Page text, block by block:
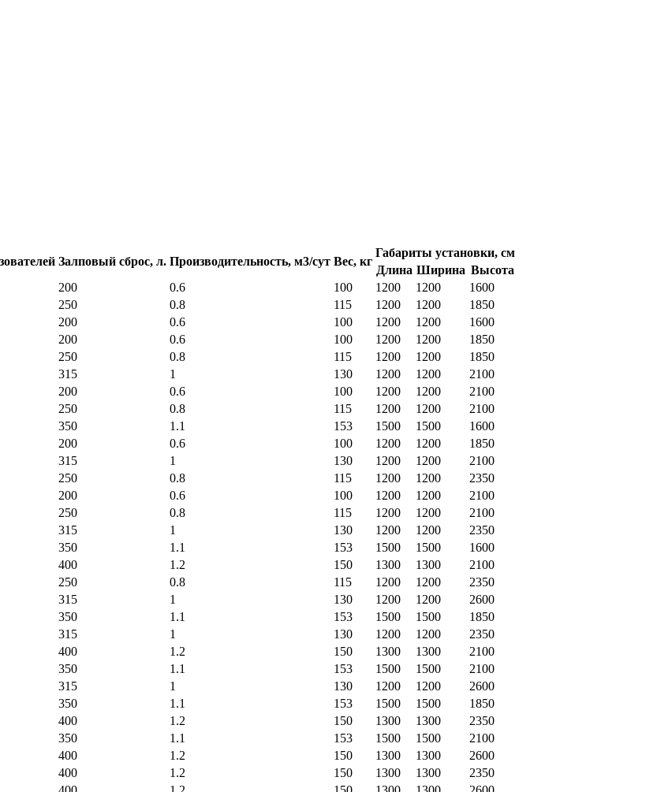
Залповый сброс, л. Производительность, м3/сут Вес, кг
Габариты установки, см
Длина Ширина Высота
200 0.6 100 1200 1200
1600
250 0.8 115 1200 1200
1850
200 0.6 100 1200 1200
1600
200 0.6 100 1200 1200
1850
250 0.8 115 1200 1200
1850
315 1 130 1200 1200
2100
200 0.6 100 1200 1200
2100
250 0.8 115 1200 1200
2100
350 1.1 153 1500 1500
1600
200 0.6 100 1200 1200
1850
315 1 130 1200 1200
2100
250 0.8 115 1200 1200
2350
200 0.6 100 1200 1200
2100
250 0.8 115 1200 1200
2100
315 1 130 1200 1200
2350
350 1.1 153 1500 1500
1600
400 1.2 150 1300 1300
2100
250 0.8 115 1200 1200
2350
315 1 130 1200 1200
2600
350 1.1 153 1500 1500
1850
315 1 130 1200 1200
2350
400 1.2 150 1300 1300
2100
350 1.1 153 1500 1500
2100
315 1 130 1200 1200
2600
350 1.1 153 1500 1500
1850
400 1.2 150 1300 1300
2350
350 1.1 153 1500 1500
2100
400 1.2 150 1300 1300
2600
400 1.2 150 1300 1300
2350